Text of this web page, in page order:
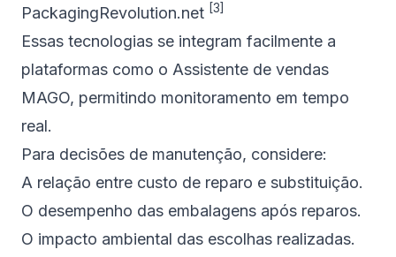
PackagingRevolution.net [3]
Essas tecnologias se integram facilmente a
plataformas como o Assistente de vendas
MAGO, permitindo monitoramento em tempo
real.
Para decisões de manutenção, considere:
A relação entre custo de reparo e substituição.
O desempenho das embalagens após reparos.
O impacto ambiental das escolhas realizadas.